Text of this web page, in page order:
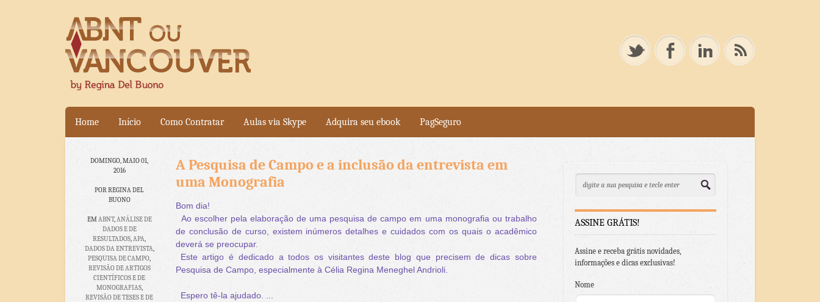
Home Início Como Contratar Aulas via Skype Adquira seu ebook PagSeguro
DOMINGO, MAIO 01,
2016
POR REGINA DEL
BUONO
EMABNT,ANÁLISE DE
DADOS E DE
RESULTADOS,APA,
DADOS DA ENTREVISTA,
PESQUISA DE CAMPO,
REVISÃO DE ARTIGOS
CIENTÍFICOS E DE
MONOGRAFIAS,
REVISÃO DE TESES E DE
A Pesquisa de Campo e a inclusão da entrevista em
uma Monografia
Bom dia!
Ao escolher pela elaboração de uma pesquisa de campo em uma monografia ou trabalho
de conclusão de curso, existem inúmeros detalhes e cuidados com os quais o acadêmico
deverá se preocupar.
Este artigo é dedicado a todos os visitantes deste blog que precisem de dicas sobre
Pesquisa de Campo, especialmente à Célia Regina Meneghel Andrioli.
Espero tê-la ajudado. ...
ASSINE GRÁTIS!
Assine e receba grátis novidades,
informações e dicas exclusivas!
Nome